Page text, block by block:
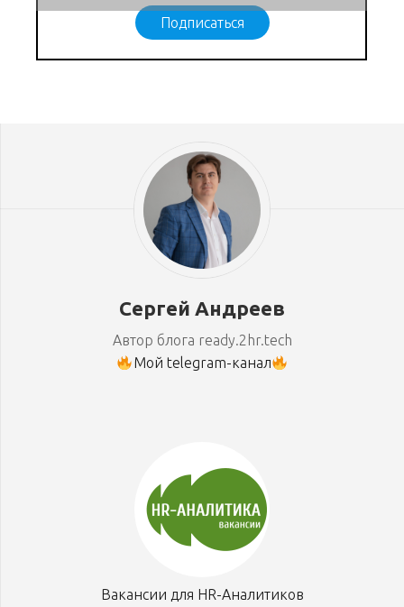
Подписаться
Сергей Андреев
Автор блога ready.2hr.tech
Мой telegram-канал
Вакансии для HR-Аналитиков